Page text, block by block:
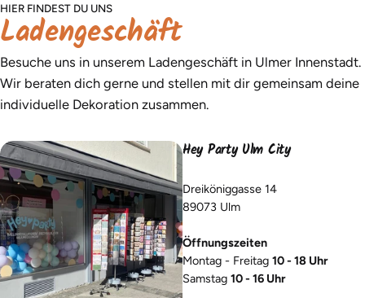
HIER FINDEST DU UNS
Ladengeschäft
Besuche uns in unserem Ladengeschäft in Ulmer Innenstadt.
Wir beraten dich gerne und stellen mit dir gemeinsam deine
individuelle Dekoration zusammen.
Hey Party Ulm City
Dreiköniggasse 14
89073 Ulm
Öffnungszeiten
Montag - Freitag 10 - 18 Uhr
Samstag 10 - 16 Uhr